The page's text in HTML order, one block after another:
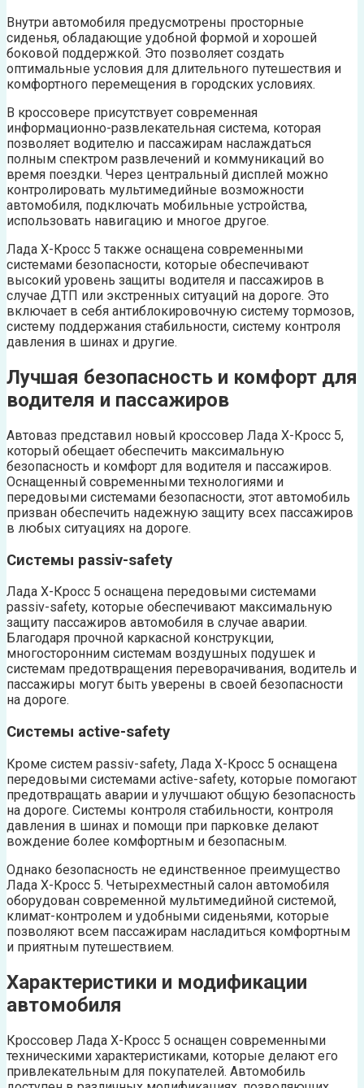
Внутри автомобиля предусмотрены просторные
сиденья, обладающие удобной формой и хорошей
боковой поддержкой. Это позволяет создать
оптимальные условия для длительного путешествия и
комфортного перемещения в городских условиях.
В кроссовере присутствует современная
информационно-развлекательная система, которая
позволяет водителю и пассажирам наслаждаться
полным спектром развлечений и коммуникаций во
время поездки. Через центральный дисплей можно
контролировать мультимедийные возможности
автомобиля, подключать мобильные устройства,
использовать навигацию и многое другое.
Лада Х-Кросс 5 также оснащена современными
системами безопасности, которые обеспечивают
высокий уровень защиты водителя и пассажиров в
случае ДТП или экстренных ситуаций на дороге. Это
включает в себя антиблокировочную систему тормозов,
систему поддержания стабильности, систему контроля
давления в шинах и другие.
Лучшая безопасность и комфорт для
водителя и пассажиров
Автоваз представил новый кроссовер Лада Х-Кросс 5,
который обещает обеспечить максимальную
безопасность и комфорт для водителя и пассажиров.
Оснащенный современными технологиями и
передовыми системами безопасности, этот автомобиль
призван обеспечить надежную защиту всех пассажиров
в любых ситуациях на дороге.
Системы passiv-safety
Лада Х-Кросс 5 оснащена передовыми системами
passiv-safety, которые обеспечивают максимальную
защиту пассажиров автомобиля в случае аварии.
Благодаря прочной каркасной конструкции,
многосторонним системам воздушных подушек и
системам предотвращения переворачивания, водитель и
пассажиры могут быть уверены в своей безопасности
на дороге.
Системы active-safety
Кроме систем passiv-safety, Лада Х-Кросс 5 оснащена
передовыми системами active-safety, которые помогают
предотвращать аварии и улучшают общую безопасность
на дороге. Системы контроля стабильности, контроля
давления в шинах и помощи при парковке делают
вождение более комфортным и безопасным.
Однако безопасность не единственное преимущество
Лада Х-Кросс 5. Четырехместный салон автомобиля
оборудован современной мультимедийной системой,
климат-контролем и удобными сиденьями, которые
позволяют всем пассажирам насладиться комфортным
и приятным путешествием.
Характеристики и модификации
автомобиля
Кроссовер Лада Х-Кросс 5 оснащен современными
техническими характеристиками, которые делают его
привлекательным для покупателей. Автомобиль